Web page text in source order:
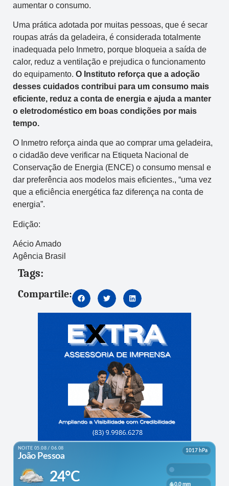
aumentar o consumo.
Uma prática adotada por muitas pessoas, que é secar
roupas atrás da geladeira, é considerada totalmente
inadequada pelo Inmetro, porque bloqueia a saída de
calor, reduz a ventilação e prejudica o funcionamento
do equipamento. O Instituto reforça que a adoção
desses cuidados contribui para um consumo mais
eficiente, reduz a conta de energia e ajuda a manter
o eletrodoméstico em boas condições por mais
tempo.
O Inmetro reforça ainda que ao comprar uma geladeira,
o cidadão deve verificar na Etiqueta Nacional de
Conservação de Energia (ENCE) o consumo mensal e
dar preferência aos modelos mais eficientes., “uma vez
que a eficiência energética faz diferença na conta de
energia”.
Edição:
Aécio Amado
Agência Brasil
Tags:
Compartile: